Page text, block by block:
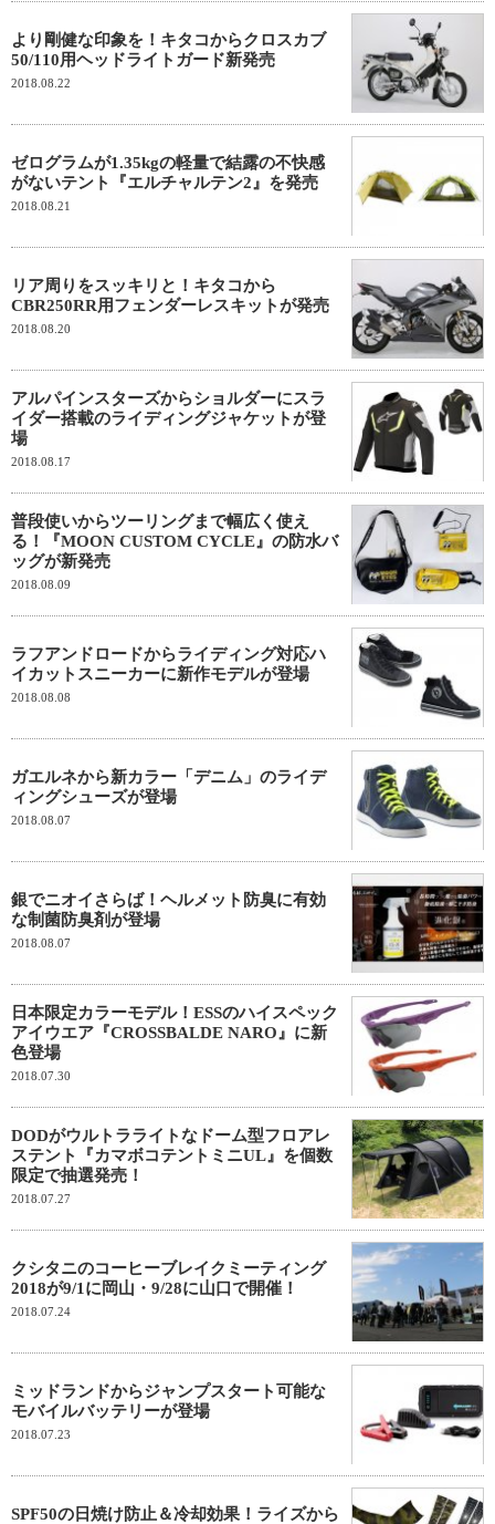
より剛健な印象を！キタコからクロスカブ
50/110用ヘッドライトガード新発売
2018.08.22
ゼログラムが1.35kgの軽量で結露の不快感
がないテント『エルチャルテン2』を発売
2018.08.21
リア周りをスッキリと！キタコから
CBR250RR用フェンダーレスキットが発売
2018.08.20
アルパインスターズからショルダーにスラ
イダー搭載のライディングジャケットが登
場
2018.08.17
普段使いからツーリングまで幅広く使え
る！『MOON CUSTOM CYCLE』の防水バ
ッグが新発売
2018.08.09
ラフアンドロードからライディング対応ハ
イカットスニーカーに新作モデルが登場
2018.08.08
ガエルネから新カラー「デニム」のライデ
ィングシューズが登場
2018.08.07
銀でニオイさらば！ヘルメット防臭に有効
な制菌防臭剤が登場
2018.08.07
日本限定カラーモデル！ESSのハイスペック
アイウエア『CROSSBALDE NARO』に新
色登場
2018.07.30
DODがウルトラライトなドーム型フロアレ
ステント『カマボコテントミニUL』を個数
限定で抽選発売！
2018.07.27
クシタニのコーヒーブレイクミーティング
2018が9/1に岡山・9/28に山口で開催！
2018.07.24
ミッドランドからジャンプスタート可能な
モバイルバッテリーが登場
2018.07.23
SPF50の日焼け防止＆冷却効果！ライズから